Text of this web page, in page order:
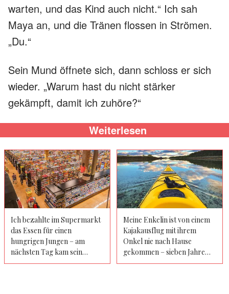
warten, und das Kind auch nicht.“ Ich sah
Maya an, und die Tränen flossen in Strömen.
„Du.“
Sein Mund öffnete sich, dann schloss er sich
wieder. „Warum hast du nicht stärker
gekämpft, damit ich zuhöre?“
Weiterlesen
Ich bezahlte im Supermarkt
das Essen für einen
hungrigen Jungen – am
nächsten Tag kam sein
reicher Großvater zu mir
Meine Enkelin ist von einem
Kajakausflug mit ihrem
Onkel nie nach Hause
gekommen – sieben Jahre
später hat mich das, was ich